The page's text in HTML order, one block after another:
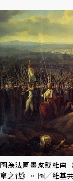
圖為法國畫家戴維南
拿之戰》。 圖／維基